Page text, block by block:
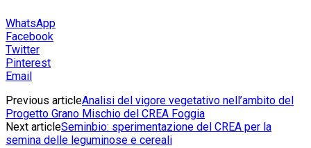
WhatsApp
Facebook
Twitter
Pinterest
Email
Previous articleAnalisi del vigore vegetativo nell’ambito del
Progetto Grano Mischio del CREA Foggia
Next articleSeminbio: sperimentazione del CREA per la
semina delle leguminose e cereali